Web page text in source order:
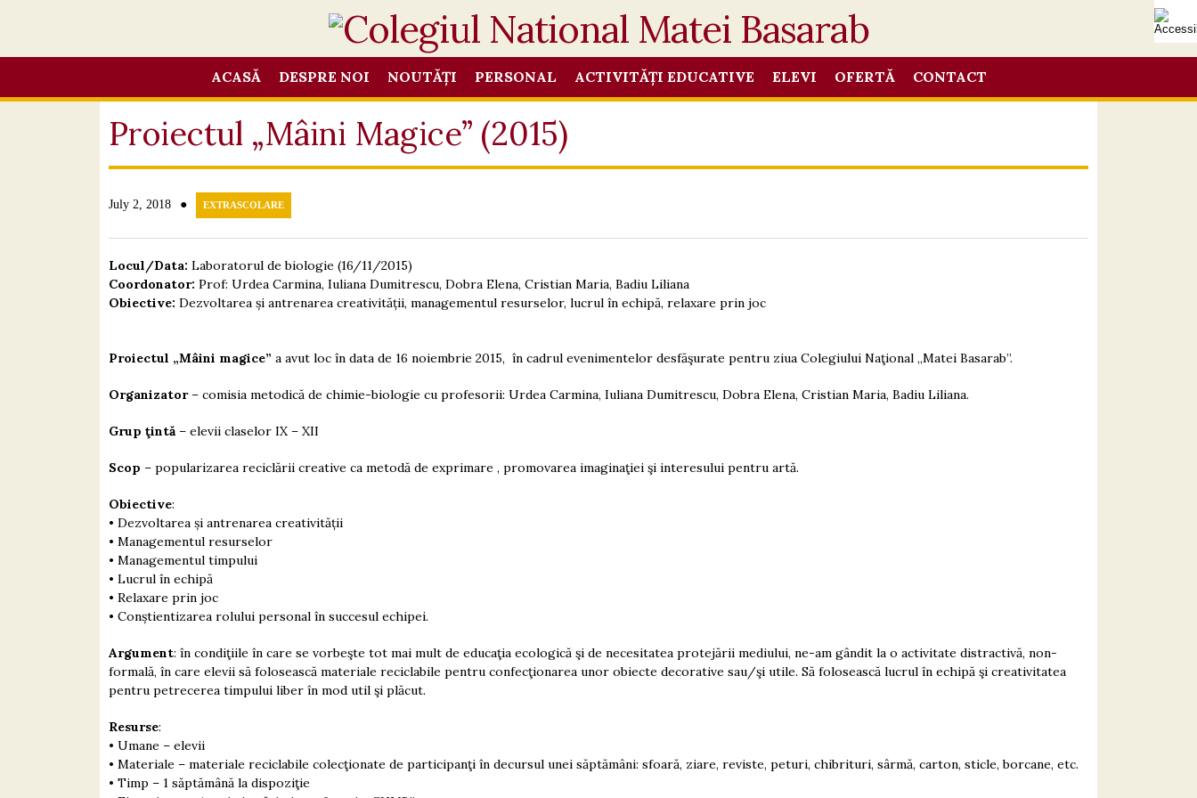
ACASĂ DESPRE NOI NOUTĂȚI PERSONAL ACTIVITĂȚI EDUCATIVE ELEVI OFERTĂ CONTACT
Proiectul „Mâini Magice” (2015)
July 2, 2018 ● EXTRASCOLARE
Locul/Data: Laboratorul de biologie (16/11/2015)
Coordonator: Prof: Urdea Carmina, Iuliana Dumitrescu, Dobra Elena, Cristian Maria, Badiu Liliana
Obiective: Dezvoltarea și antrenarea creativității, managementul resurselor, lucrul în echipă, relaxare prin joc
Proiectul „Mâini magice” a avut loc în data de 16 noiembrie 2015, în cadrul evenimentelor desfăşurate pentru ziua Colegiului Naţional „Matei Basarab”.
Organizator– comisia metodică de chimie-biologie cu profesorii: Urdea Carmina, Iuliana Dumitrescu, Dobra Elena, Cristian Maria, Badiu Liliana.
Grup ţintă– elevii claselor IX – XII
Scop – popularizarea reciclării creative ca metodă de exprimare , promovarea imaginaţiei şi interesului pentru artă.
Obiective:
• Dezvoltarea și antrenarea creativității
• Managementul resurselor
• Managementul timpului
• Lucrul în echipă
• Relaxare prin joc
• Conștientizarea rolului personal în succesul echipei.
Argument: în condiţiile în care se vorbeşte tot mai mult de educaţia ecologică şi de necesitatea protejării mediului, ne-am gândit la o activitate distractivă, non-
formală, în care elevii să folosească materiale reciclabile pentru confecţionarea unor obiecte decorative sau/şi utile. Să folosească lucrul în echipă şi creativitatea
pentru petrecerea timpului liber în mod util şi plăcut.
Resurse:
• Umane – elevii
• Materiale – materiale reciclabile colecţionate de participanţi în decursul unei săptămâni: sfoară, ziare, reviste, peturi, chibrituri, sârmă, carton, sticle, borcane, etc.
• Timp – 1 săptămână la dispoziţie